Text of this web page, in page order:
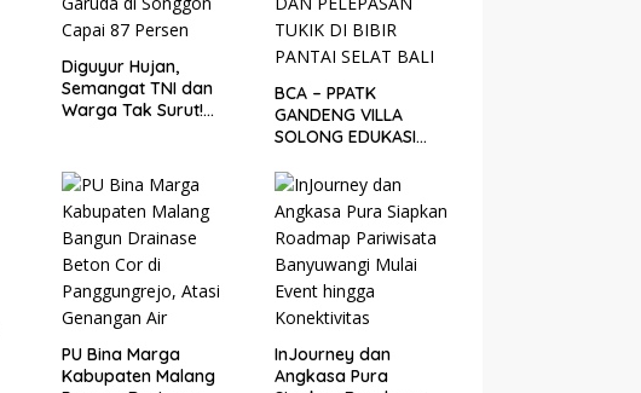
Diguyur Hujan,
Semangat TNI dan
Warga Tak Surut!
Capai 87 Persen
BCA – PPATK
GANDENG VILLA
SOLONG EDUKASI
DAN PELEPASAN TUKIK
DI BIBIR PANTAI SELAT
BALI
PU Bina Marga
Kabupaten Malang
InJourney dan
Angkasa Pura